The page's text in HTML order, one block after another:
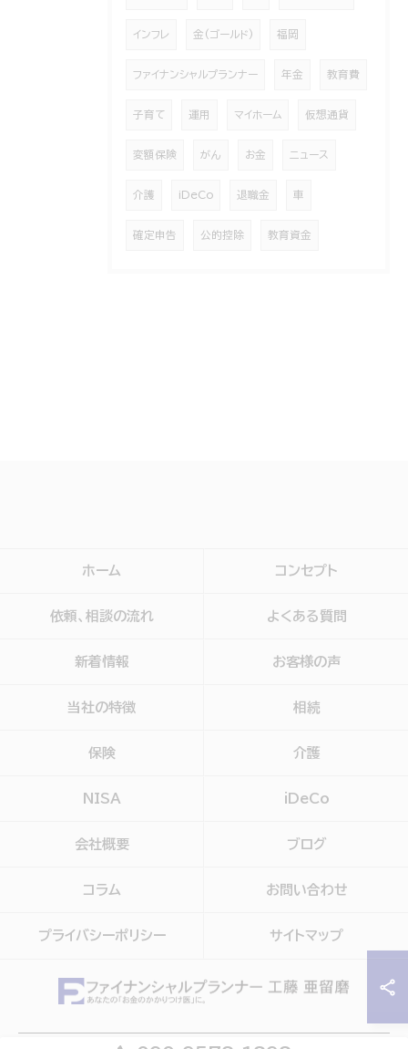
インフレ 金(ゴールド) 福岡
ファイナンシャルプランナー 年金 教育費
子育て 運用 マイホーム 仮想通貨
変額保険 がん お金 ニュース
介護 iDeCo 退職金 車
確定申告 公的控除 教育資金
ホーム コンセプト
依頼、相談の流れ よくある質問
新着情報 お客様の声
当社の特徴 相続
保険 介護
NISA iDeCo
会社概要 ブログ
コラム お問い合わせ
プライバシーポリシー サイトマップ